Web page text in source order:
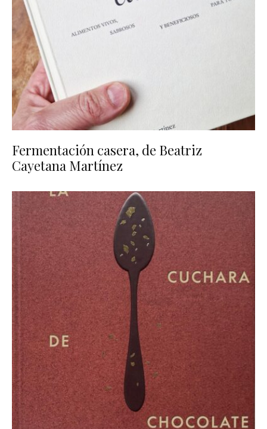
Fermentación casera, de Beatriz
Cayetana Martínez